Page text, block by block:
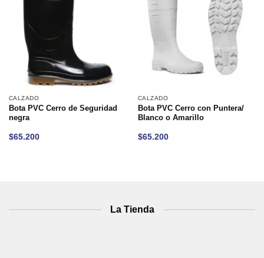
CALZADO
Bota PVC Cerro de Seguridad
negra
$65.200
Añadir
a la
lista de
deseos
CALZADO
Bota PVC Cerro con Puntera/
Blanco o Amarillo
$65.200
La Tienda